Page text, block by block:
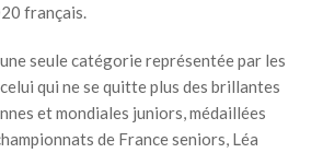
français.
seule catégorie représentée par les
qui ne se quitte plus des brillantes
et mondiales juniors, médaillées
de France seniors, Léa